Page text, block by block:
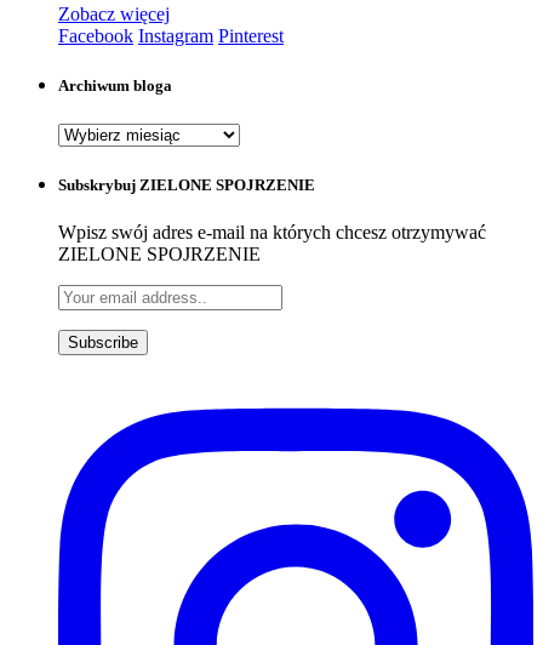
Zobacz więcej
Facebook Instagram Pinterest
Archiwum bloga
Archiwum
Subskrybuj ZIELONE SPOJRZENIE
Wpisz swój adres e-mail na których chcesz otrzymywać
ZIELONE SPOJRZENIE